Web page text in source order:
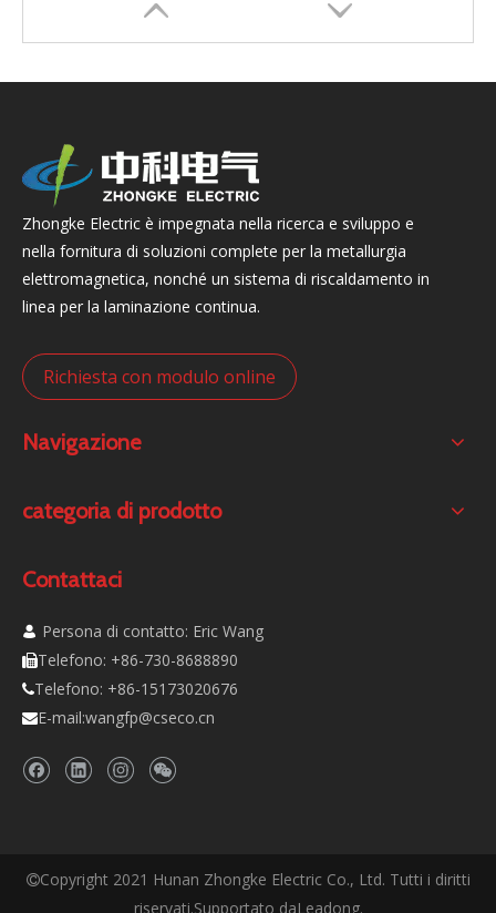
Zhongke Electric è impegnata nella ricerca e sviluppo e
nella fornitura di soluzioni complete per la metallurgia
elettromagnetica, nonché un sistema di riscaldamento in
linea per la laminazione continua.
Richiesta con modulo online
Navigazione
categoria di prodotto
Contattaci
 Persona di contatto: Eric Wang
Telefono: +86-730-8688890
Telefono: +86-15173020676
E-mail:wangfp@cseco.cn
Copyright 2021 Hunan Zhongke Electric Co., Ltd. Tutti i diritti
riservati.Supportato daLeadong.